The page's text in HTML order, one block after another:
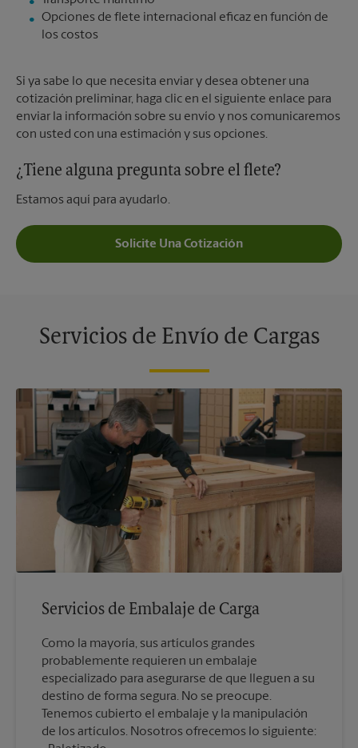
Opciones de flete internacional eficaz en función de
los costos
Si ya sabe lo que necesita enviar y desea obtener una
cotización preliminar, haga clic en el siguiente enlace para
enviar la información sobre su envío y nos comunicaremos
con usted con una estimación y sus opciones.
¿Tiene alguna pregunta sobre el flete?
Estamos aquí para ayudarlo.
Solicite Una Cotización
Servicios de Envío de Cargas
Servicios de Embalaje de Carga
Como la mayoría, sus artículos grandes
probablemente requieren un embalaje
especializado para asegurarse de que lleguen a su
destino de forma segura. No se preocupe.
Tenemos cubierto el embalaje y la manipulación
de los artículos. Nosotros ofrecemos lo siguiente: